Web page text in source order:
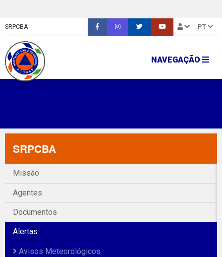
SRPCBA PT
NAVEGAÇÃO
SRPCBA
Missão
Agentes
Documentos
Alertas
Avisos Meteorológicos